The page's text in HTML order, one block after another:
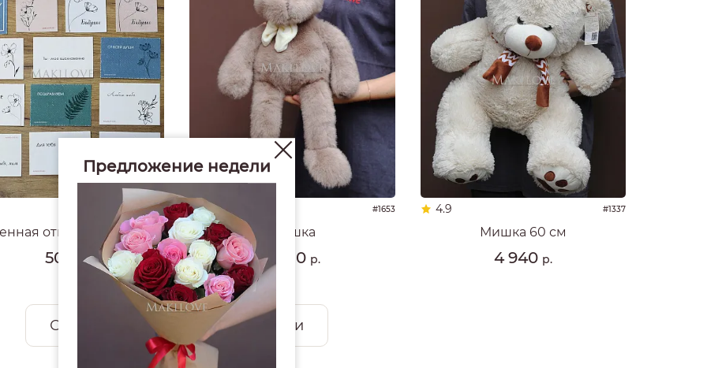
#1779
открытка Makilove
50
4.8 #1653
Мишка
3 680 р.
4.9 #1337
Мишка 60 см
4 940 р.
Смотреть все открытки и игрушки
Предложение недели